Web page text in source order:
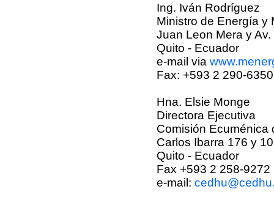
Ing. Iván Rodríguez
Ministro de Energía y
Juan Leon Mera y
Quito - Ecuador
e-mail via
Fax: +593 2 290-6350
Hna. Elsie Monge
Directora Ejecutiva
Comisión Ecuménica
Carlos Ibarra 176 y
Quito - Ecuador
Fax +593 2 258-9272
e-mail: